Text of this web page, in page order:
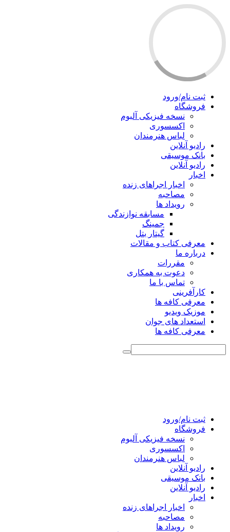
ثبت نام/ورود
فروشگاه
نسخه فیزیکی آلبوم
اکسسوری
لباس هنرمندان
رادیو آنلاین
بانک موسیقی
رادیو آنلاین
اخبار
اخبار اجراهای زنده
مصاحبه
رویداد ها
مسابقه نوازندگی
جمینگ
گیتار بتل
معرفی کتاب و مقالات
درباره ما
مقررات
دعوت به همکاری
تماس با ما
کارآفرینی
معرفی کافه ها
موزیک ویدیو
استعداد های جوان
معرفی کافه ها
ثبت نام/ورود
فروشگاه
نسخه فیزیکی آلبوم
اکسسوری
لباس هنرمندان
رادیو آنلاین
بانک موسیقی
رادیو آنلاین
اخبار
اخبار اجراهای زنده
مصاحبه
رویداد ها